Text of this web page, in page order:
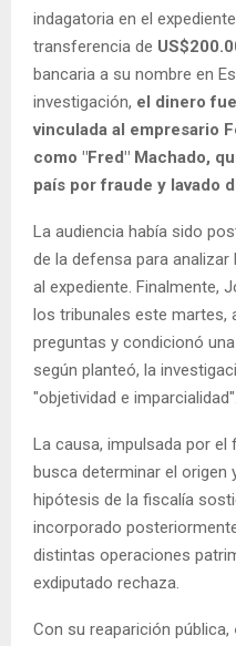
indagatoria en el
transferencia de
bancaria a su nombre en
investigación, el dinero
vinculada al empresario
como "Fred" Machado,
país por fraude y lavado
La audiencia había sido
de la defensa para
al expediente. Finalmente,
los tribunales este martes,
preguntas y condicionó
según planteó, la
"objetividad e imparcialidad".
La causa, impulsada por el
busca determinar el
hipótesis de la fiscalía
incorporado
distintas operaciones
exdiputado rechaza.
Con su reaparición pública,